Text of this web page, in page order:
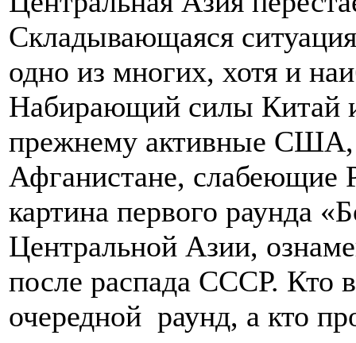
Складывающаяся
одно из многих, хотя и
Набирающий силы Китай
прежнему активные США,
Афганистане, слабеющие
картина первого раунда
Центральной Азии,
после распада СССР. Кто
очередной раунд, а кто